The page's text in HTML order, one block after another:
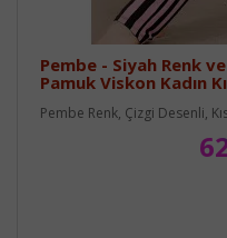
Pembe - Siyah Renk
Pamuk Viskon Kadın
Pembe Renk, Çizgi Desenli,